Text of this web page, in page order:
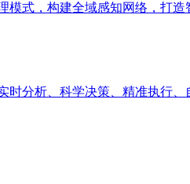
模式，构建全域感知网络，打造
时分析、科学决策、精准执行、